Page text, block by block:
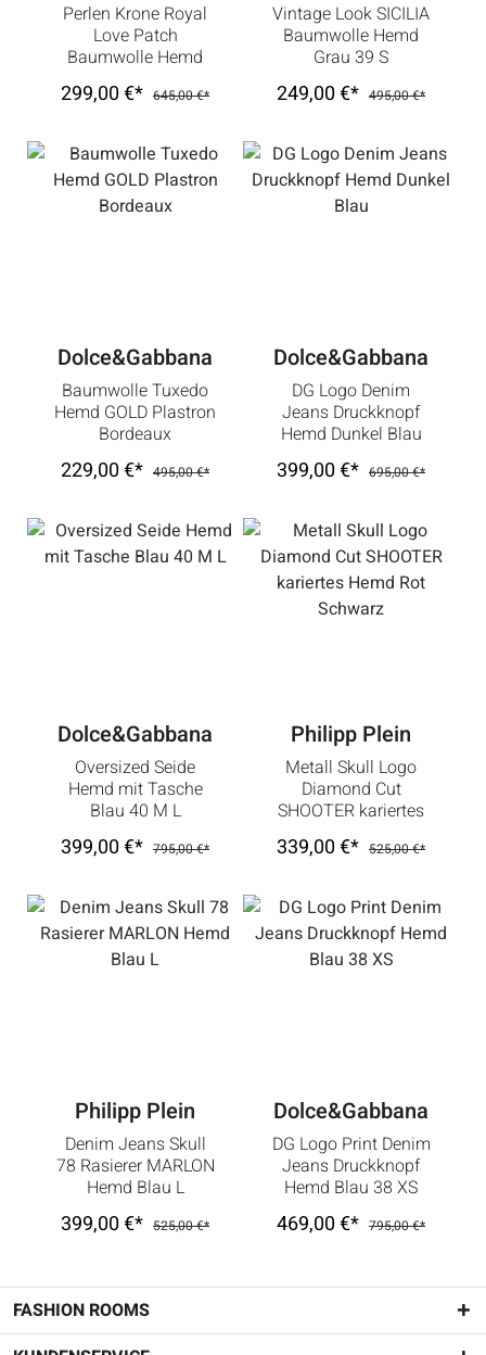
Perlen Krone Royal
Love Patch
Baumwolle Hemd
GOLD Pink
299,00 €* 645,00 €*
Vintage Look SICILIA
Baumwolle Hemd
Grau 39 S
249,00 €* 495,00 €*
Dolce&Gabbana
Baumwolle Tuxedo
Hemd GOLD Plastron
Bordeaux
229,00 €* 495,00 €*
Dolce&Gabbana
DG Logo Denim
Jeans Druckknopf
Hemd Dunkel Blau
399,00 €* 695,00 €*
Dolce&Gabbana
Oversized Seide
Hemd mit Tasche
Blau 40 M L
399,00 €* 795,00 €*
Philipp Plein
Metall Skull Logo
Diamond Cut
SHOOTER kariertes
Hemd Rot Schwarz
339,00 €* 525,00 €*
Philipp Plein
Denim Jeans Skull
78 Rasierer MARLON
Hemd Blau L
399,00 €* 525,00 €*
Dolce&Gabbana
DG Logo Print Denim
Jeans Druckknopf
Hemd Blau 38 XS
469,00 €* 795,00 €*
FASHION ROOMS